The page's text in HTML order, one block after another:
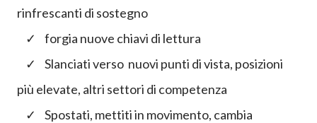
rinfrescanti di sostegno
✓ forgia nuove chiavi di lettura
✓ Slanciati verso nuovi punti di vista, posizioni
più elevate, altri settori di competenza
✓ Spostati, mettiti in movimento, cambia